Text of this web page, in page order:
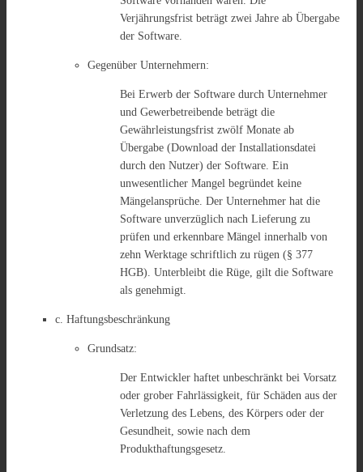
Verjährungsfrist beträgt zwei Jahre ab Übergabe
der Software.
Gegenüber Unternehmern:
Bei Erwerb der Software durch Unternehmer
und Gewerbetreibende beträgt die
Gewährleistungsfrist zwölf Monate ab
Übergabe (Download der Installationsdatei
durch den Nutzer) der Software. Ein
unwesentlicher Mangel begründet keine
Mängelansprüche. Der Unternehmer hat die
Software unverzüglich nach Lieferung zu
prüfen und erkennbare Mängel innerhalb von
zehn Werktage schriftlich zu rügen (§ 377
HGB). Unterbleibt die Rüge, gilt die Software
als genehmigt.
c. Haftungsbeschränkung
Grundsatz:
Der Entwickler haftet unbeschränkt bei Vorsatz
oder grober Fahrlässigkeit, für Schäden aus der
Verletzung des Lebens, des Körpers oder der
Gesundheit, sowie nach dem
Produkthaftungsgesetz.